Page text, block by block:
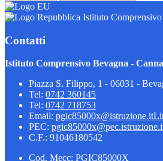
Istituto
Contatti
Istituto Comprensivo Bevagna -
Piazza S. Filippo, 1 - 06031 -
Tel: 0742 360145
Tel: 0742 718753
Email: pgic85000x@istruzione.it
PEC:
C.F.: 91046180542
Cod. Mecc: PGIC85000X